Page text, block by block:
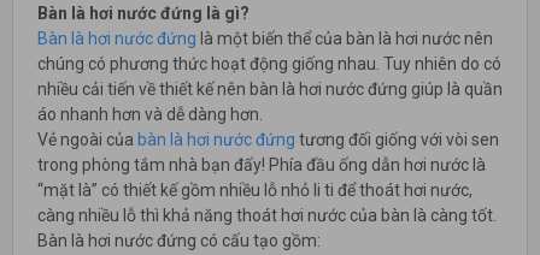
Bàn là hơi nước đứng là gì?
Bàn là hơi nước đứng là một biến thể của bàn là hơi nước nên
chúng có phương thức hoạt động giống nhau. Tuy nhiên do có
nhiều cải tiến về thiết kế nên bàn là hơi nước đứng giúp là quần
áo nhanh hơn và dễ dàng hơn.
Vẻ ngoài của bàn là hơi nước đứng tương đối giống với vòi sen
trong phòng tắm nhà bạn đấy! Phía đầu ống dẫn hơi nước là
“mặt là” có thiết kế gồm nhiều lỗ nhỏ li ti để thoát hơi nước,
càng nhiều lỗ thì khả năng thoát hơi nước của bàn là càng tốt.
Bàn là hơi nước đứng có cấu tạo gồm: